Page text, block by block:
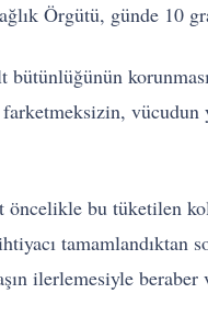
Örgütü, günde 10
vücudun
öncelikle bu tüketilen
ilerlemesiyle